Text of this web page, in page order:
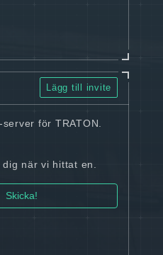
Lägg till invite
för TRATON.
när vi hittat en.